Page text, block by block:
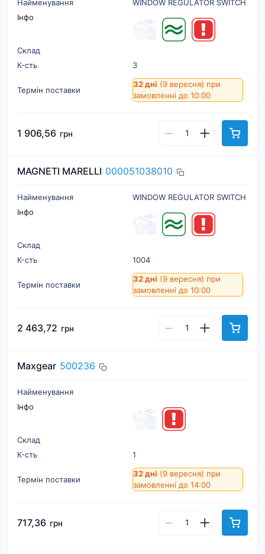
Найменування
WINDOW REGULATOR SWITCH
Інфо
Склад
К-cть
3
Термін поставки
32 дні (9 вересня) при
замовленні до 10:00
1 906,56 грн
MAGNETI MARELLI 000051038010
Найменування
WINDOW REGULATOR SWITCH
Інфо
Склад
К-cть
1004
Термін поставки
32 дні (9 вересня) при
замовленні до 10:00
2 463,72 грн
Maxgear 500236
Найменування
Інфо
Склад
К-cть
1
Термін поставки
32 дні (9 вересня) при
замовленні до 14:00
717,36 грн